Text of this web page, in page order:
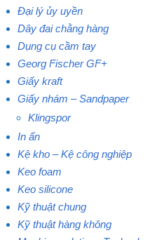
Đại lý ủy uyền
Dây đai chằng hàng
Dụng cụ cầm tay
Georg Fischer GF+
Giấy kraft
Giấy nhám – Sandpaper
Klingspor
In ấn
Kệ kho – Kệ công nghiệp
Keo foam
Keo silicone
Kỹ thuật chung
Kỹ thuật hàng không